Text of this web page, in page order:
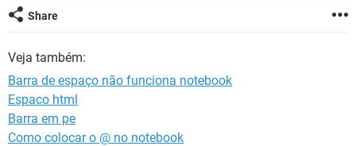
GUIA DE COMPRAS
INSTAGRAM
Share
Veja também:
Barra de espaço não funciona notebook
Espaco html
Barra em pe
Como colocar o @ no notebook